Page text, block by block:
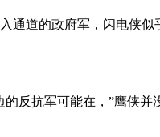
通道的政府军，闪电侠
反抗军可能在，”鹰侠并